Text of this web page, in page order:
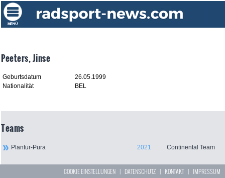
Peeters, Jinse
Geburtsdatum
26.05.1999
Nationalität
BEL
Teams
Plantur-Pura 2021 Continental Team
COOKIE EINSTELLUNGEN | DATENSCHUTZ | KONTAKT| IMPRESSUM